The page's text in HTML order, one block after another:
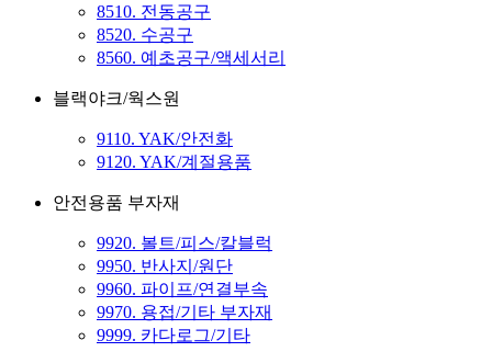
8510. 전동공구
8520. 수공구
8560. 예초공구/액세서리
블랙야크/웍스원
9110. YAK/안전화
9120. YAK/계절용품
안전용품 부자재
9920. 볼트/피스/칼블럭
9950. 반사지/원단
9960. 파이프/연결부속
9970. 용접/기타 부자재
9999. 카다로그/기타